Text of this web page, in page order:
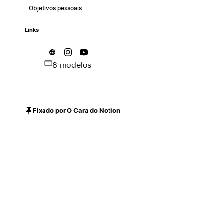
Objetivos pessoais
Links
8 modelos
Fixado por O Cara do Notion